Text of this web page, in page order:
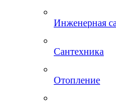
Инженерная
Сантехника
Отопление